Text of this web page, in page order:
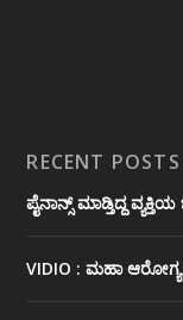
RECENT POSTS
ಪೈನಾನ್ಸ್ ಮಾಡ್ತಿದ್ದ
VIDIO : ಮಹಾ